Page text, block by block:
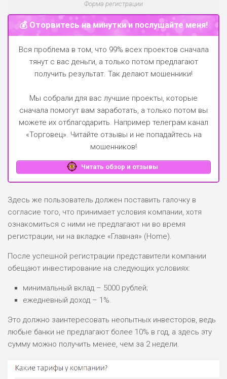
Форма регистрации
💰 Оторвитесь на минутки и послушайте меня!
Вся проблема в том, что 99% всех проектов сначала
тянут с вас деньги, а только потом предлагают
получить результат. Так делают мошенники!
Мы собрали для вас лучшие проекты, которые
сначала помогут вам заработать, а только потом вы
можете их отблагодарить. Например телеграм канал
«Торговец». Читайте отзывы и не попадайтесь на
мошенников!
Читать обзор и отзывы
Здесь же пользователь должен поставить галочку в
согласие того, что принимает условия компании, хотя
ознакомиться с ними не предлагают ни во время
регистрации, ни на вкладке «Главная» (Home).
После успешной регистрации представители компании
обещают инвестирование на следующих условиях:
минимальный вклад – 5000 рублей;
ежедневный доход – 1%.
Это должно заинтересовать неопытных инвесторов, ведь
любые банки не предлагают более 10% в год, а здесь эту
сумму можно получить менее, чем за 2 недели.